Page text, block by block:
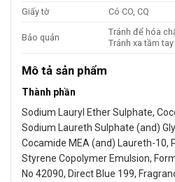
Giấy tờ Có CO, CQ
Bảo quản
Tránh để hóa
Tránh xa tầm
Mô tả sản phẩm
Thành phần
Sodium Lauryl Ether Sulphate,
Sodium Laureth Sulphate (and)
Cocamide MEA (and) Laureth-10,
Styrene Copolymer Emulsion,
No 42090, Direct Blue 199,